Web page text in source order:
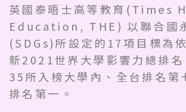
英國泰晤士高等教育(Times
Education, THE) 以聯合國
(SDGs)所設定的17項目標為
新2021世界大學影響力總排名
35所入榜大學內、全台排名第
排名第一。